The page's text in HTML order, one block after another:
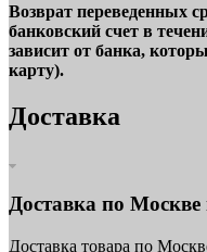
Возврат переведенных
банковский счет в
зависит от банка,
карту).
Доставка
Доставка по
Доставка товара по